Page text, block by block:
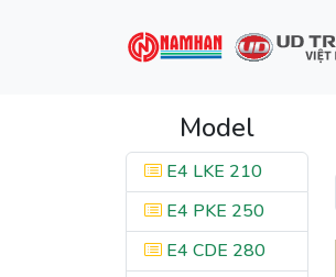
Model
E4 LKE 210
E4 PKE 250
E4 CDE 280